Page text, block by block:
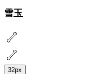
雪玉
32px